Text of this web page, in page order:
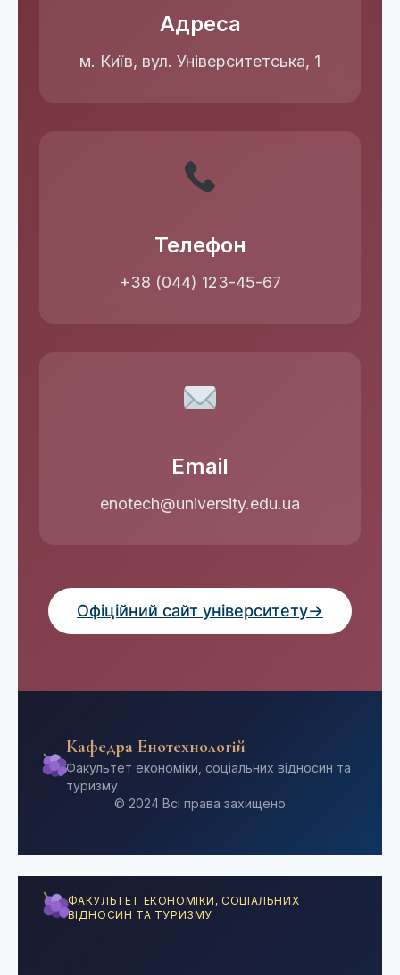
Адреса
м. Київ, вул. Університетська, 1
Телефон
+38 (044) 123-45-67
Email
enotech@university.edu.ua
Офіційний сайт університету→
Кафедра Енотехнологій
Факультет економіки, соціальних відносин та
туризму
© 2024 Всі права захищено
ФАКУЛЬТЕТ ЕКОНОМІКИ, СОЦІАЛЬНИХ
ВІДНОСИН ТА ТУРИЗМУ